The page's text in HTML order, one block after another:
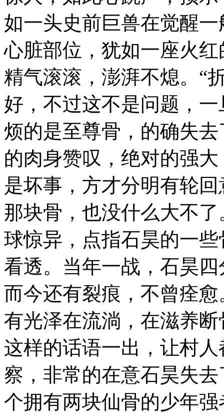
如一头史前巨兽在觉醒
心脏部位，犹如一座火
精气滚滚，澎湃不熄。“
好，不过这不是问题，
烦的是至尊骨，的确失
的肉身赞叹，绝对的强
是坏事，方才分明有轮
那块骨，也没什么大不
球惊异，点指石昊的一
看透。当年一战，石昊
而今还有裂痕，不曾痊
有光泽在流淌，在滋养
这样的话语一出，让村
察，非常的在意石昊失
个拥有两块仙骨的少年